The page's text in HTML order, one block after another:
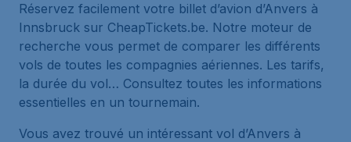
Réservez facilement votre billet d’avion d’Anvers à
Innsbruck sur CheapTickets.be. Notre moteur de
recherche vous permet de comparer les différents
vols de toutes les compagnies aériennes. Les tarifs,
la durée du vol… Consultez toutes les informations
essentielles en un tournemain.
Vous avez trouvé un intéressant vol d’Anvers à